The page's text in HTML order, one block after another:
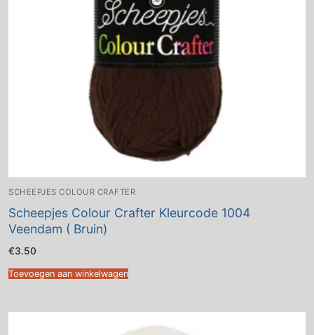
SCHEEPJES COLOUR CRAFTER
Scheepjes Colour Crafter Kleurcode 1004
Veendam ( Bruin)
€3.50
Toevoegen aan winkelwagen